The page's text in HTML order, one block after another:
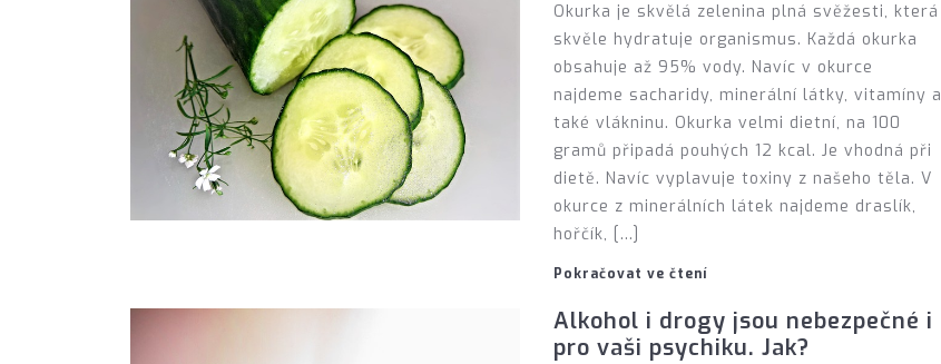
Okurka je skvělá zelenina plná svěžesti, která
skvěle hydratuje organismus. Každá okurka
obsahuje až 95% vody. Navíc v okurce
najdeme sacharidy, minerální látky, vitamíny a
také vlákninu. Okurka velmi dietní, na 100
gramů připadá pouhých 12 kcal. Je vhodná při
dietě. Navíc vyplavuje toxiny z našeho těla. V
okurce z minerálních látek najdeme draslík,
hořčík, […]
Pokračovat ve čtení
Alkohol i drogy jsou nebezpečné i
pro vaši psychiku. Jak?